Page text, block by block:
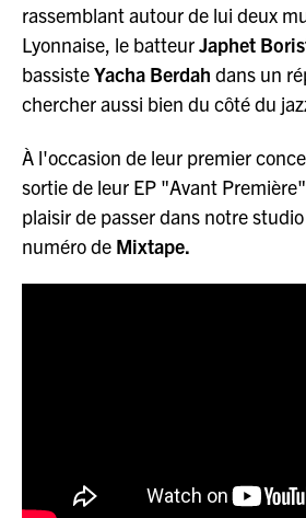
rassemblant autour de lui deux
Lyonnaise, le batteurJaphet
bassisteYacha Berdah dans un
chercher aussi bien du côté du
À l'occasion de leur premier
sortie de leur EP "Avant
plaisir de passer dans notre
numéro de Mixtape.